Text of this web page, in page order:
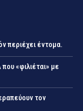
περιέχει έντομα.
«φιλιέται» με
τον